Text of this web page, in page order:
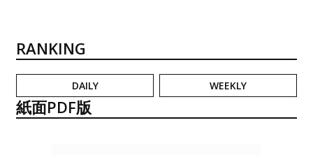
RANKING
DAILY WEEKLY
紙面PDF版